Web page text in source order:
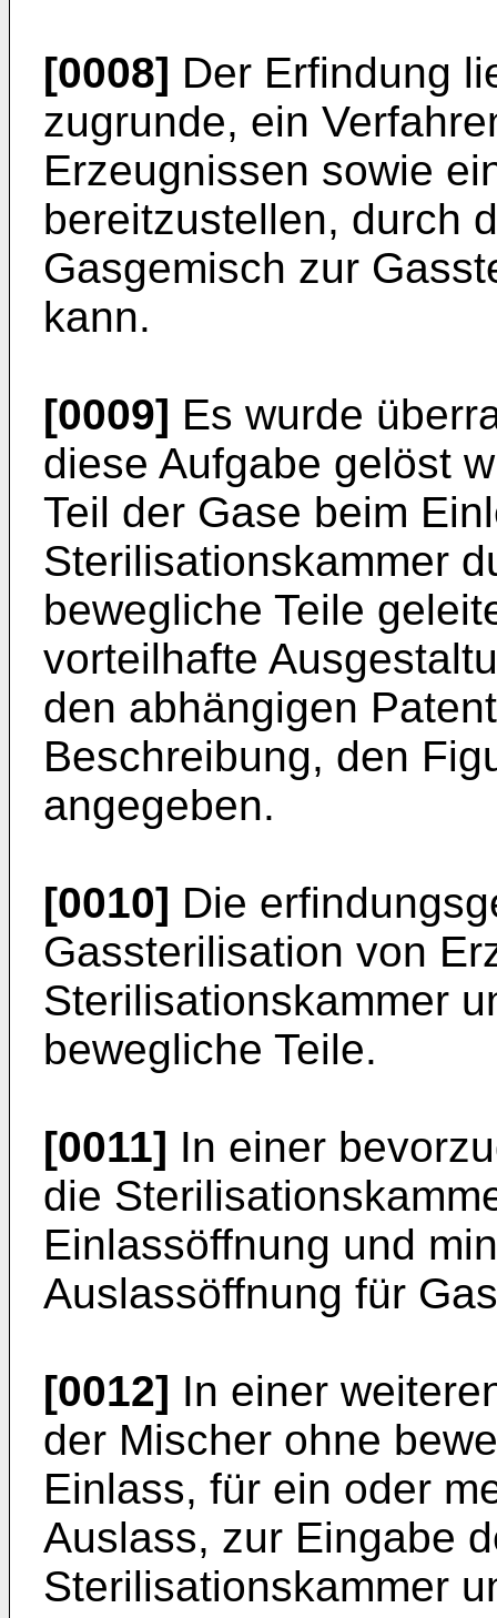
[0008] Der Erfindung
zugrunde, ein
Erzeugnissen sowie
bereitzustellen, durch
Gasgemisch zur
kann.
[0009] Es wurde
diese Aufgabe gelöst
Teil der Gase beim
Sterilisationskammer
bewegliche Teile
vorteilhafte
den abhängigen
Beschreibung, den
angegeben.
[0010] Die
Gassterilisation von
Sterilisationskammer
bewegliche Teile.
[0011] In einer
die
Einlassöffnung und
Auslassöffnung für
[0012] In einer
der Mischer ohne
Einlass, für ein oder
Auslass, zur Eingabe
Sterilisationskammer